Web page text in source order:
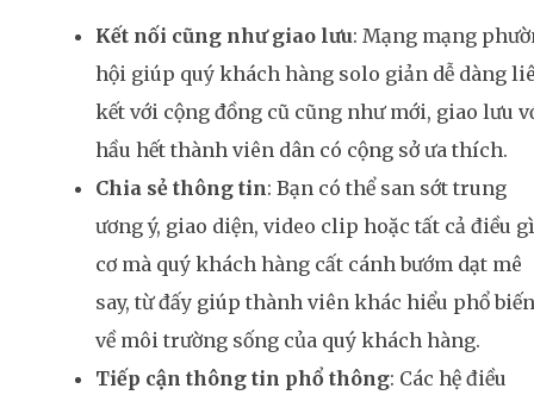
Kết nối cũng như giao lưu: Mạng mạng
hội giúp quý khách hàng solo giản dễ dàng
kết với cộng đồng cũ cũng như mới, giao lưu
hầu hết thành viên dân có cộng sở ưa thích.
Chia sẻ thông tin: Bạn có thể san sớt trung
ương ý, giao diện, video clip hoặc tất cả điều gì
cơ mà quý khách hàng cất cánh bướm dạt mê
say, từ đấy giúp thành viên khác hiểu phổ biến
về môi trường sống của quý khách hàng.
Tiếp cận thông tin phổ thông: Các hệ điều